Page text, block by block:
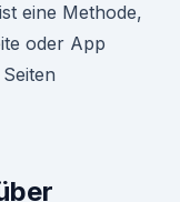
eine Methode,
oder App